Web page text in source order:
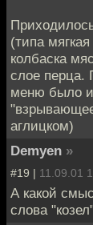
(типа
колбаска
слое перца.
меню было и
аглицком)
Demyen »
#19 | 11.09.01
А какой
слова